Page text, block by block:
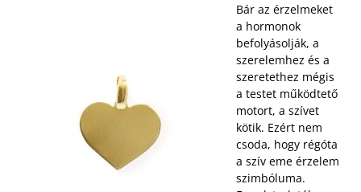
Bár az érzelmeket
a hormonok
befolyásolják, a
szerelemhez és a
szeretethez mégis
a testet működtető
motort, a szívet
kötik. Ezért nem
csoda, hogy régóta
a szív eme érzelem
szimbóluma.